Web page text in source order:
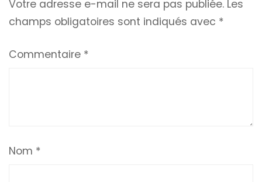
Votre adresse e-mail ne sera pas publiée. Les
champs obligatoires sont indiqués avec *
Commentaire *
Nom *